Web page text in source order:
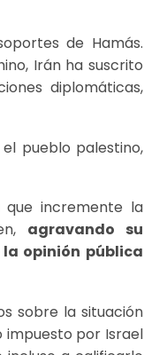
de Hamás.
Irán ha suscrito
diplomáticas,
pueblo palestino,
incremente la
agravando su
la opinión pública
sobre la situación
impuesto por Israel